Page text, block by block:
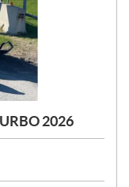
2026